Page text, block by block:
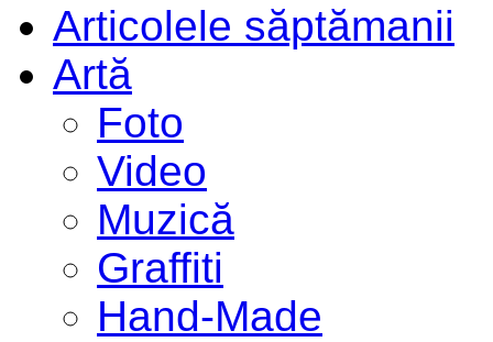
Articolele săptămanii
Artă
Foto
Video
Muzică
Graffiti
Hand-Made